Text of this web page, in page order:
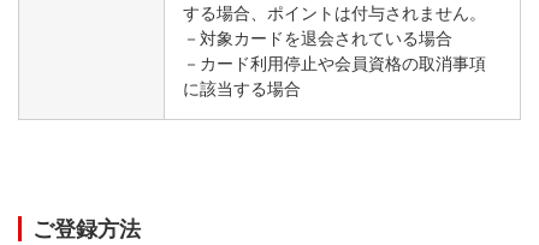
する場合、ポイントは付与されません。
－対象カードを退会されている場合
－カード利用停止や会員資格の取消事項
に該当する場合
ご登録方法